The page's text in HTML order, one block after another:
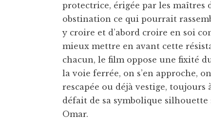
protectrice, érigée par les maîtres
obstination ce qui pourrait
y croire et d’abord croire en soi
mieux mettre en avant cette
chacun, le film oppose une fixité
la voie ferrée, on s’en approche,
rescapée ou déjà vestige, toujours
défait de sa symbolique silhouette
Omar.